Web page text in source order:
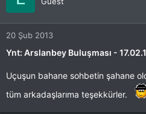
20 Şub 2013
Ynt: Arslanbey Buluşması -
Uçuşun bahane sohbetin şahane
tüm arkadaşlarıma teşekkürler.